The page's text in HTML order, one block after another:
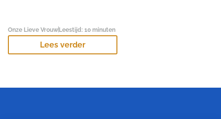
Onze Lieve VrouwLeestijd: 10 minuten
Lees verder